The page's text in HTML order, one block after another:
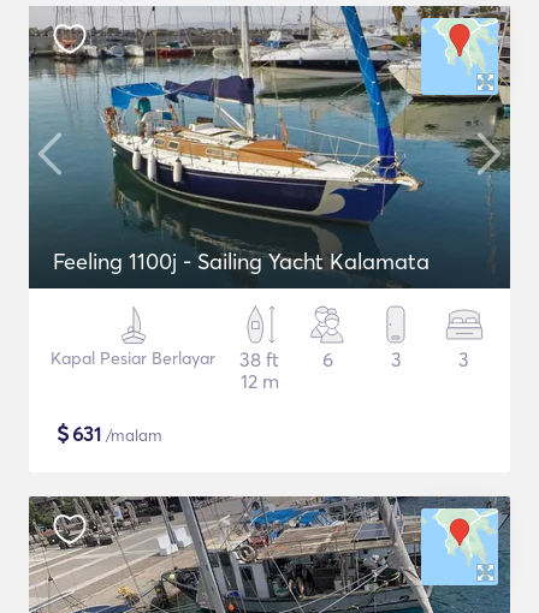
Feeling 1100j - Sailing Yacht Kalamata
Kapal Pesiar Berlayar
38 ft
12 m
6 3 3
$631 /malam